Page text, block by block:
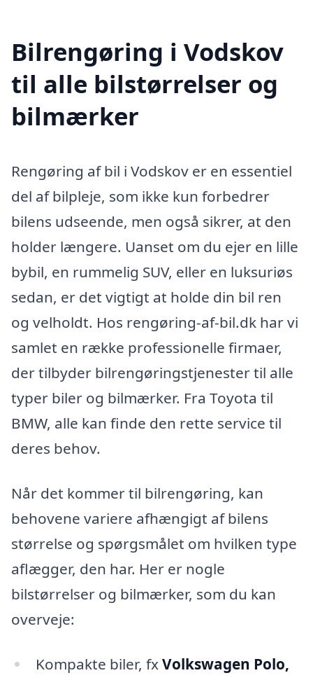
Bilrengøring i Vodskov
til alle bilstørrelser og
bilmærker
Rengøring af bil i Vodskov er en essentiel
del af bilpleje, som ikke kun forbedrer
bilens udseende, men også sikrer, at den
holder længere. Uanset om du ejer en lille
bybil, en rummelig SUV, eller en luksuriøs
sedan, er det vigtigt at holde din bil ren
og velholdt. Hos rengøring-af-bil.dk har vi
samlet en række professionelle firmaer,
der tilbyder bilrengøringstjenester til alle
typer biler og bilmærker. Fra Toyota til
BMW, alle kan finde den rette service til
deres behov.
Når det kommer til bilrengøring, kan
behovene variere afhængigt af bilens
størrelse og spørgsmålet om hvilken type
aflægger, den har. Her er nogle
bilstørrelser og bilmærker, som du kan
overveje:
Kompakte biler, fxVolkswagen Polo,